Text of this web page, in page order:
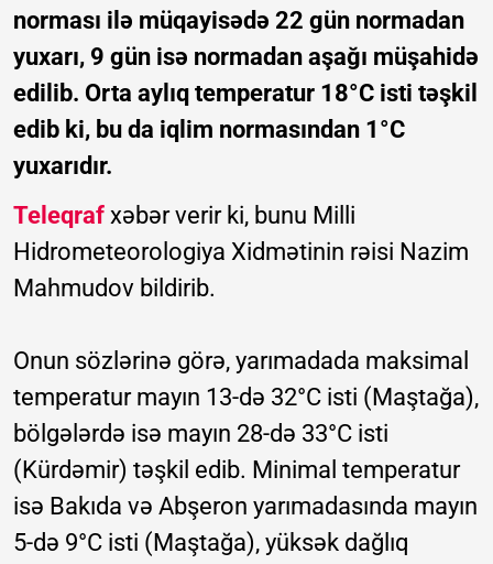
norması ilə müqayisədə 22 gün normadan
yuxarı, 9 gün isə normadan aşağı müşahidə
edilib. Orta aylıq temperatur 18°C isti təşkil
edib ki, bu da iqlim normasından 1°C
yuxarıdır.
Teleqraf xəbər verir ki, bunu Milli
Hidrometeorologiya Xidmətinin rəisi Nazim
Mahmudov bildirib.
Onun sözlərinə görə, yarımadada maksimal
temperatur mayın 13-də 32°C isti (Maştağa),
bölgələrdə isə mayın 28-də 33°C isti
(Kürdəmir) təşkil edib. Minimal temperatur
isə Bakıda və Abşeron yarımadasında mayın
5-də 9°C isti (Maştağa), yüksək dağlıq